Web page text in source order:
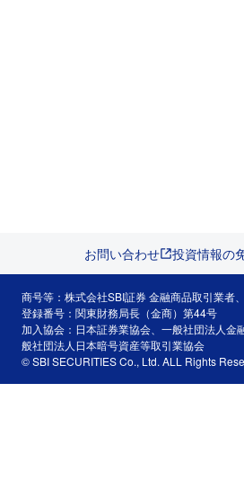
お問い合わせ 投資情報の
商号等：株式会社SBI証券 金融商品取引業者
登録番号：関東財務局長（金商）第44号
加入協会：日本証券業協会、一般社団法人
般社団法人日本暗号資産等取引業協会
© SBI SECURITIES Co., Ltd. ALL Rights